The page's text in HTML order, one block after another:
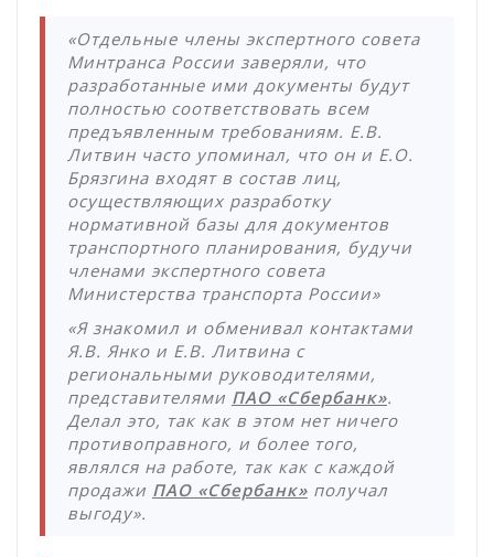
«Отдельные члены экспертного совета
Минтранса России заверяли, что
разработанные ими документы будут
полностью соответствовать всем
предъявленным требованиям. Е.В.
Литвин часто упоминал, что он и Е.О.
Брязгина входят в состав лиц,
осуществляющих разработку
нормативной базы для документов
транспортного планирования, будучи
членами экспертного совета
Министерства транспорта России»
«Я знакомил и обменивал контактами
Я.В. Янко и Е.В. Литвина с
региональными руководителями,
представителями ПАО «Сбербанк».
Делал это, так как в этом нет ничего
противоправного, и более того,
являлся на работе, так как с каждой
продажи ПАО «Сбербанк» получал
выгоду».